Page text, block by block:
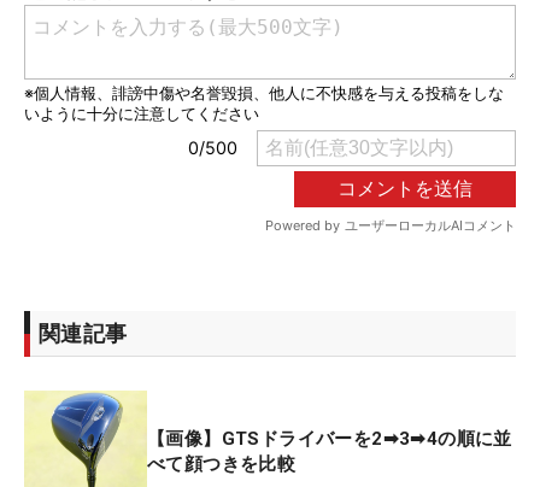
関連記事
【画像】GTSドライバーを2➡3➡4の順に並
べて顔つきを比較